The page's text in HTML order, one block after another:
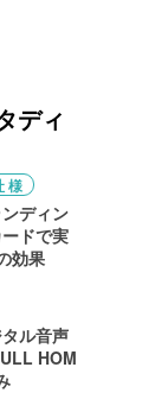
ディ
様
ディン
ドで実
効果
ル音声
HOM